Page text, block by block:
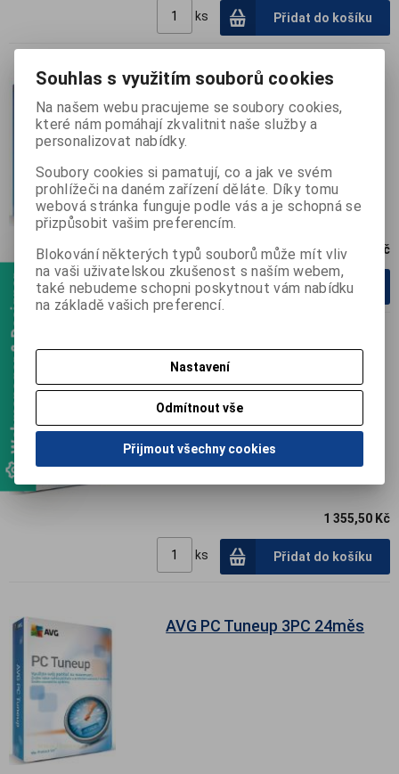
Webmanager & Designer
ks Přidat do košíku
AVG PC Tuneup 10PC 12měs
2 499 Kč
ks Přidat do košíku
AVG PC Tuneup 2PC 24měs
1 355,50 Kč
ks Přidat do košíku
AVG PC Tuneup 3PC 24měs
Souhlas s využitím souborů cookies
Na našem webu pracujeme se soubory cookies,
které nám pomáhají zkvalitnit naše služby a
personalizovat nabídky.
Soubory cookies si pamatují, co a jak ve svém
prohlížeči na daném zařízení děláte. Díky tomu
webová stránka funguje podle vás a je schopná se
přizpůsobit vašim preferencím.
Blokování některých typů souborů může mít vliv
na vaši uživatelskou zkušenost s naším webem,
také nebudeme schopni poskytnout vám nabídku
na základě vašich preferencí.
Nastavení
Odmítnout vše
Přijmout všechny cookies